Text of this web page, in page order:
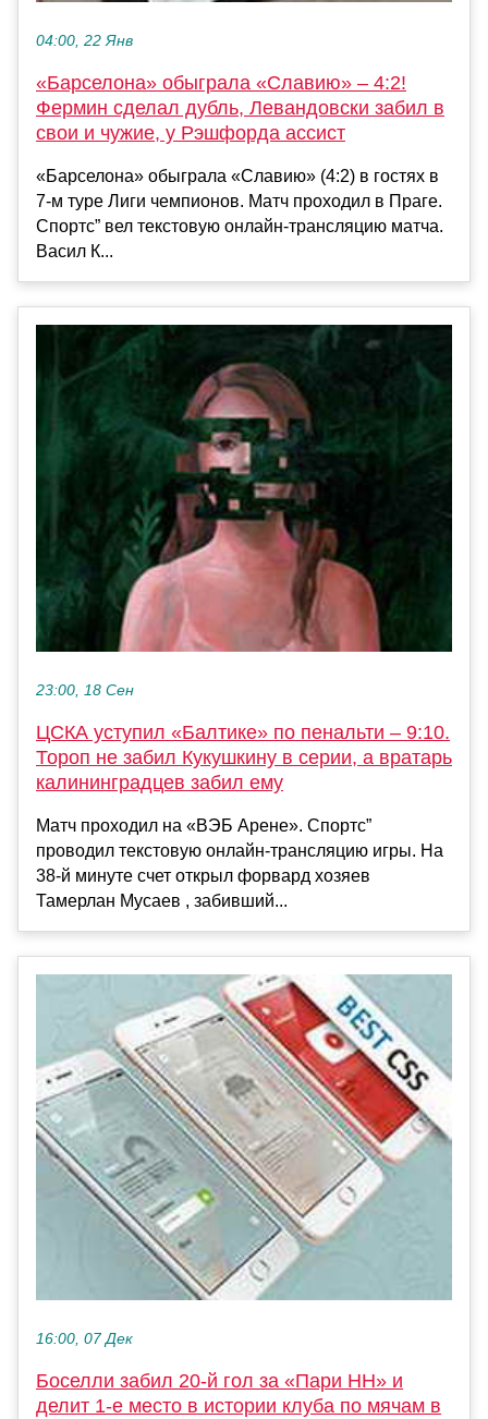
04:00, 22 Янв
«Барселона» обыграла «Славию» – 4:2!
Фермин сделал дубль, Левандовски забил в
свои и чужие, у Рэшфорда ассист
«Барселона» обыграла «Славию» (4:2) в гостях в
7-м туре Лиги чемпионов. Матч проходил в Праге.
Спортс” вел текстовую онлайн-трансляцию матча.
Васил К...
23:00, 18 Сен
ЦСКА уступил «Балтике» по пенальти – 9:10.
Тороп не забил Кукушкину в серии, а вратарь
калининградцев забил ему
Матч проходил на «ВЭБ Арене». Спортс”
проводил текстовую онлайн-трансляцию игры. На
38-й минуте счет открыл форвард хозяев
Тамерлан Мусаев , забивший...
16:00, 07 Дек
Боселли забил 20-й гол за «Пари НН» и
делит 1-е место в истории клуба по мячам в